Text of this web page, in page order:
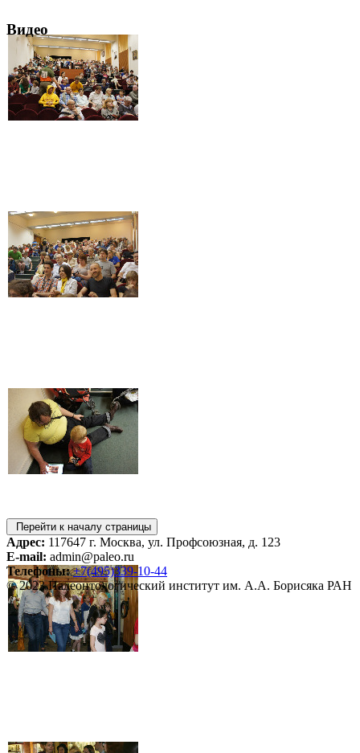
Видео
Перейти к началу страницы
Адрес: 117647 г. Москва, ул. Профсоюзная, д. 123
E-mail: admin@paleo.ru
Телефоны: +7(495)339-10-44
© 2023 Палеонтологический институт им. А.А. Борисяка РАН